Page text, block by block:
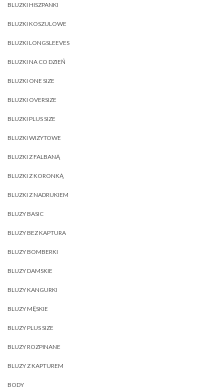
BLUZKI HISZPANKI
BLUZKI KOSZULOWE
BLUZKI LONGSLEEVES
BLUZKI NA CO DZIEŃ
BLUZKI ONE SIZE
BLUZKI OVERSIZE
BLUZKI PLUS SIZE
BLUZKI WIZYTOWE
BLUZKI Z FALBANĄ
BLUZKI Z KORONKĄ
BLUZKI Z NADRUKIEM
BLUZY BASIC
BLUZY BEZ KAPTURA
BLUZY BOMBERKI
BLUZY DAMSKIE
BLUZY KANGURKI
BLUZY MĘSKIE
BLUZY PLUS SIZE
BLUZY ROZPINANE
BLUZY Z KAPTUREM
BODY